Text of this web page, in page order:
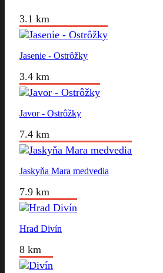
3.1 km
Jasenie - Ostrôžky
3.4 km
Javor - Ostrôžky
7.4 km
Jaskyňa Mara medvedia
7.9 km
Hrad Divín
8 km